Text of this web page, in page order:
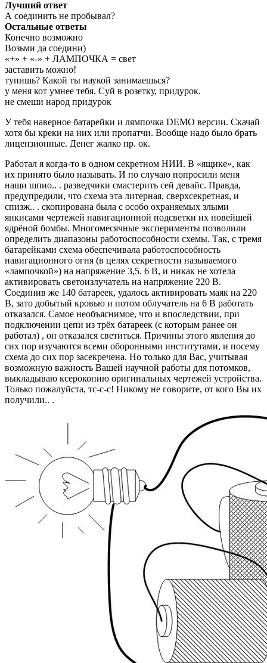
Лучший ответ
А соединить не пробывал?
Остальные ответы
Конечно возможно
Возьми да соедини)
«+» + «-» + ЛАМПОЧКА = свет
заставить можно!
тупишь? Какой ты наукой занимаешься?
у меня кот умнее тебя. Суй в розетку, придурок.
не смеши народ придурок
У тебя наверное батарейки и лямпочка DEMO версии. Скачай
хотя бы креки на них или пропатчи. Вообще надо было брать
лицензионные. Денег жалко пр. ок.
Работал я когда-то в одном секретном НИИ. В «ящике», как
их принято было называть. И по случаю попросили меня
наши шпио.. . разведчики смастерить сей девайс. Правда,
предупредили, что схема эта литерная, сверхсекретная, и
спизж.. . скопирована была c особо охраняемых злыми
янкисами чертежей навигационной подсветки их новейшей
ядрёной бомбы. Многомесячные эксперименты позволили
определить диапазоны работоспособности схемы. Так, с тремя
батарейками схема обеспечивала работоспособность
навигационного огня (в целях секретности называемого
«лампочкой») на напряжение 3,5. 6 В, и никак не хотела
активировать светоизлучатель на напряжение 220 В.
Соединив же 140 батареек, удалось активировать маяк на 220
В, зато добытый кровью и потом облучатель на 6 В работать
отказался. Самое необъяснимое, что и впоследствии, при
подключении цепи из трёх батареек (с которым ранее он
работал) , он отказался светиться. Причины этого явления до
сих пор изучаются всеми оборонными институтами, и посему
схема до сих пор засекречена. Но только для Вас, учитывая
возможную важность Вашей научной работы для потомков,
выкладываю ксерокопию оригинальных чертежей устройства.
Только пожалуйста, тс-с-с! Никому не говорите, от кого Вы их
получили.. .